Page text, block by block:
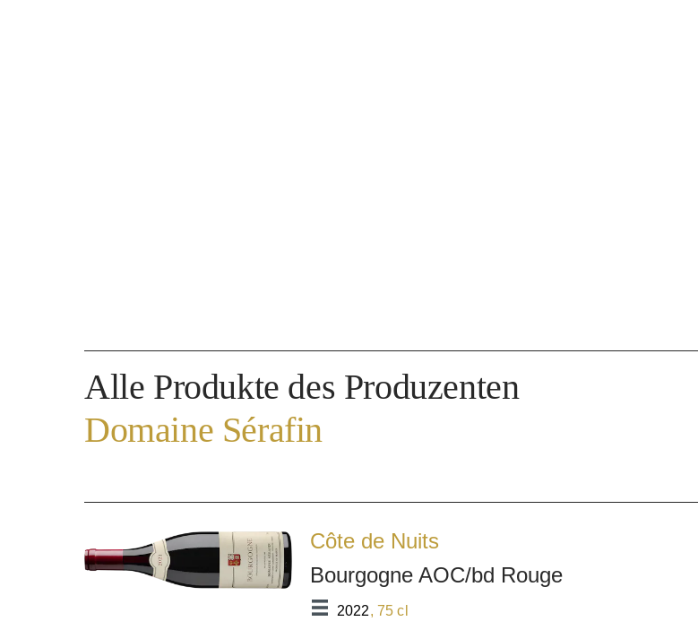
Alle Produkte des Produzenten
Domaine Sérafin
Côte de Nuits
Bourgogne AOC/bd Rouge
2022, 75 cl